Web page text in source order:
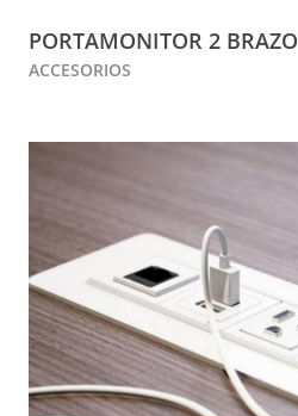
PORTAMONITOR 2 BRAZO
ACCESORIOS